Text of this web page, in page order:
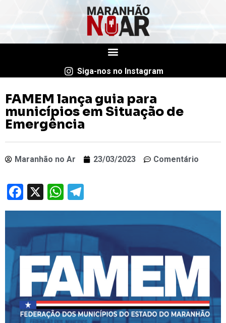
Siga-nos no Instagram
FAMEM lança guia para
municípios em Situação de
Emergência
Maranhão no Ar 23/03/2023 Comentário
Facebook
X WhatsApp